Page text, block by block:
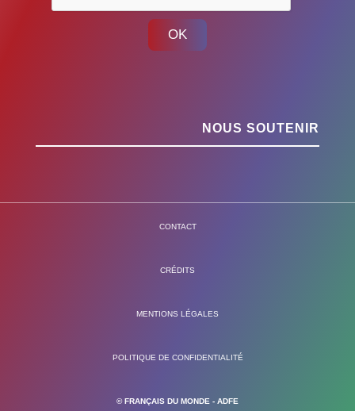
OK
NOUS SOUTENIR
CONTACT
CRÉDITS
MENTIONS LÉGALES
POLITIQUE DE CONFIDENTIALITÉ
© FRANÇAIS DU MONDE - ADFE